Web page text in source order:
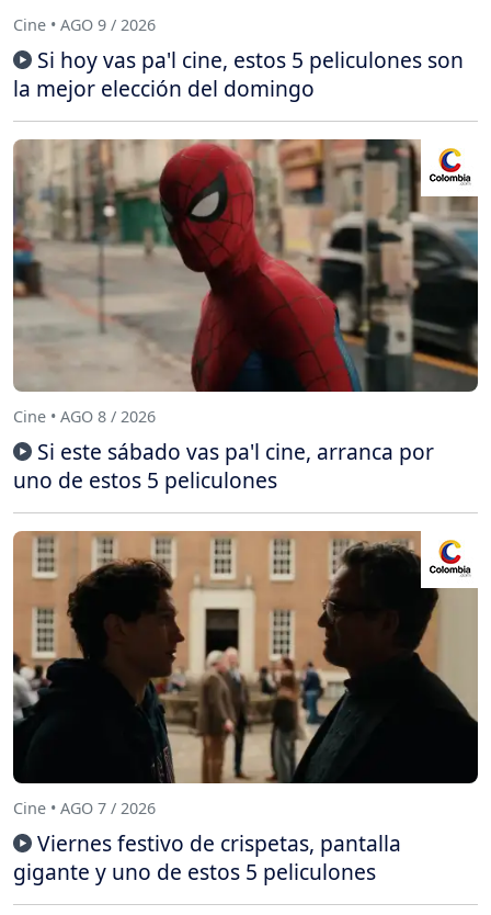
Cine • AGO 9 / 2026
Si hoy vas pa'l cine, estos 5 peliculones son
la mejor elección del domingo
Cine • AGO 8 / 2026
Si este sábado vas pa'l cine, arranca por
uno de estos 5 peliculones
Cine • AGO 7 / 2026
Viernes festivo de crispetas, pantalla
gigante y uno de estos 5 peliculones